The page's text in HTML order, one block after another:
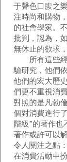
于聲色口腹之
注時尚和購物
的社會學家。
批判，認為，
無休止的欲求
所有這些經
驗研究，他們
他們的宏大歷
們更不重視消
對照的是凡勃
個對消費進行
階級”的著作
著作或許可以
令人關注之點
在消費活動中